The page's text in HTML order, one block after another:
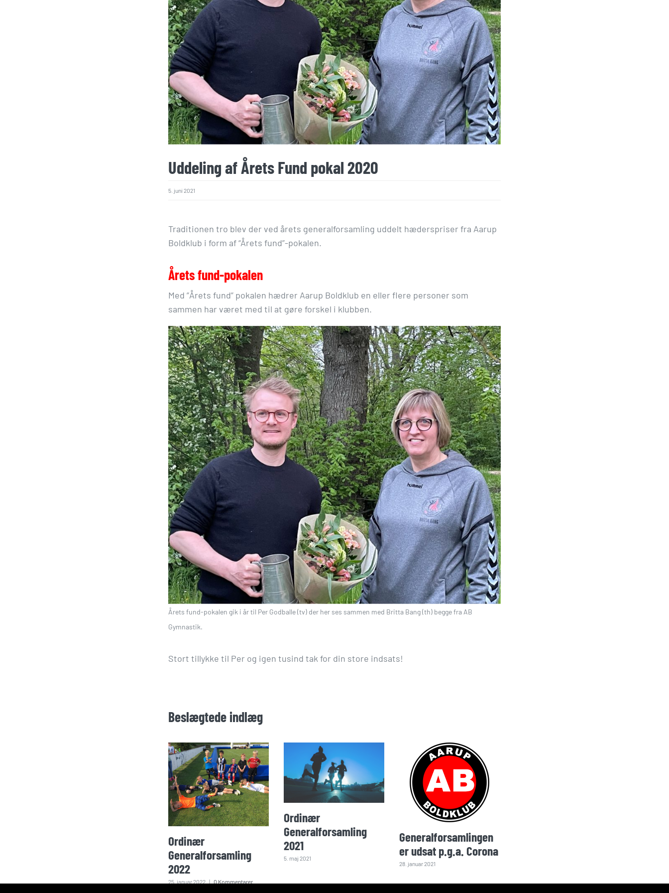
Uddeling af Årets Fund pokal 2020
5. juni 2021
Traditionen tro blev der ved årets generalforsamling uddelt hæderspriser fra Aarup
Boldklub i form af “Årets fund”-pokalen.
Årets fund-pokalen
Med ”Årets fund” pokalen hædrer Aarup Boldklub en eller flere personer som
sammen har været med til at gøre forskel i klubben.
Årets fund-pokalen gik i år til Per Godballe (tv) der her ses sammen med Britta Bang (th) begge fra AB
Gymnastik.
Stort tillykke til Per og igen tusind tak for din store indsats!
Beslægtede indlæg
Ordinær
Generalforsamling
2022
25. januar 2022 | 0 Kommentarer
Ordinær
Generalforsamling
2021
5. maj 2021
Generalforsamlingen
er udsat p.g.a. Corona
28. januar 2021